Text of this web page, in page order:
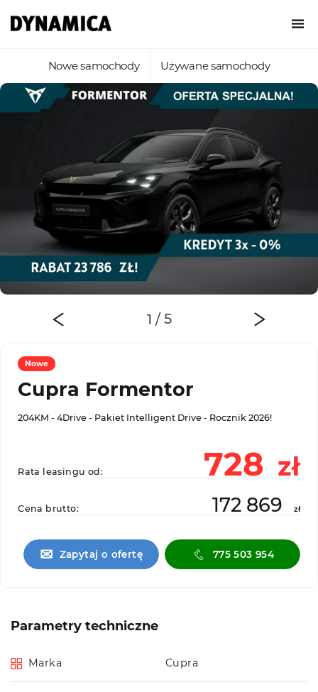
Nowe samochody Używane samochody
Nowe
Cupra Formentor
204KM - 4Drive - Pakiet Intelligent Drive - Rocznik 2026!
Rata leasingu od: 728 zł
Cena brutto: 172 869 zł
✉ Zapytaj o ofertę 775 503 954
Parametry techniczne
Marka Cupra